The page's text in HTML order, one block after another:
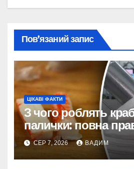
Пов’язаний запис
ЦІКАВІ ФАКТИ
З чого роблять
палички: повна
склад і
СЕР 7, 2026 ВАДИМ